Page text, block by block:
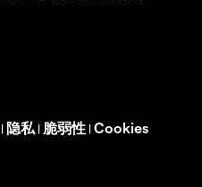
| 隐私 | 脆弱性 | Cookies